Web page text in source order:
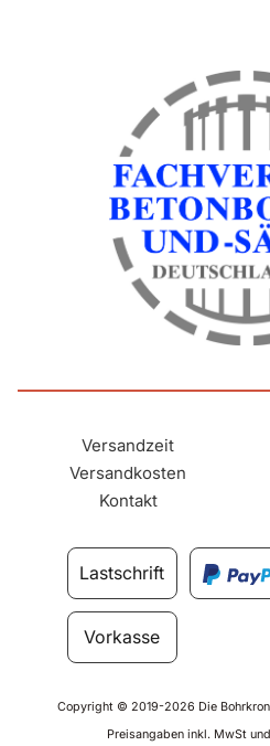
Versandzeit
Versandkosten
Kontakt
Lastschrift
Vorkasse
Copyright © 2019-2026 Die
Preisangaben inkl. MwSt